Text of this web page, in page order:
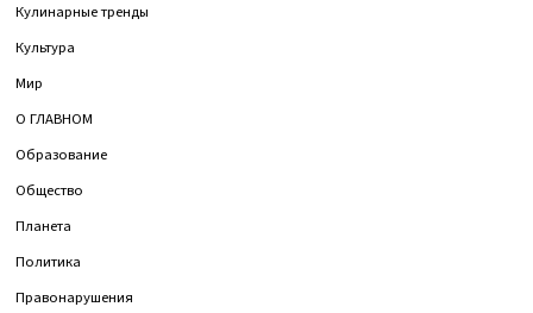
Кулинарные тренды
Культура
Мир
О ГЛАВНОМ
Образование
Общество
Планета
Политика
Правонарушения